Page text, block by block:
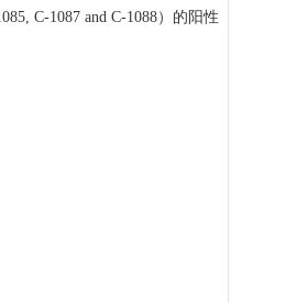
C-1087 and C-1088）的阳性